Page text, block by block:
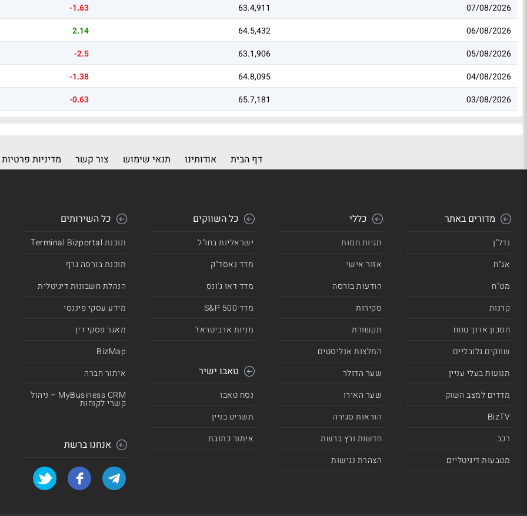
07/08/2026
63.4,911
-1.63
06/08/2026
64.5,432
2.14
05/08/2026
63.1,906
-2.5
04/08/2026
64.8,095
-1.38
03/08/2026
65.7,181
-0.63
דף הבית אודותינו תנאי שימוש צור קשר מדיניות פרטיות
מדורים באתר
נדל"ן
אג"ח
מט"ח
קרנות
חסכון ארוך טווח
שווקים גלובליים
תנועות בעלי עניין
מדדים למצב השוק
BizTV
רכב
מטבעות דיגיטליים
כללי
תגיות חמות
אזור אישי
הודעות בורסה
סקירות
תקשורת
המלצות אנליסטים
שער הדולר
שער האירו
הוראות סגירה
חדשות ורץ ברשת
הצהרת נגישות
כל השווקים
ישראליות בחו"ל
מדד נאסד"ק
מדד דאו ג'ונס
מדד 500 S&P
מניות ארביטראז'
טאבו ישיר
נסח טאבו
תשריט בניין
איתור כתובת
כל השירותים
תוכנת Terminal Bizportal
תוכנת בורסה גרף
הנהלת חשבונות דיגיטלית
מידע עסקי פיננסי
מאגר פסקי דין
BizMap
איתור חברה
MyBusiness CRM – ניהול
קשרי לקוחות
אנחנו ברשת